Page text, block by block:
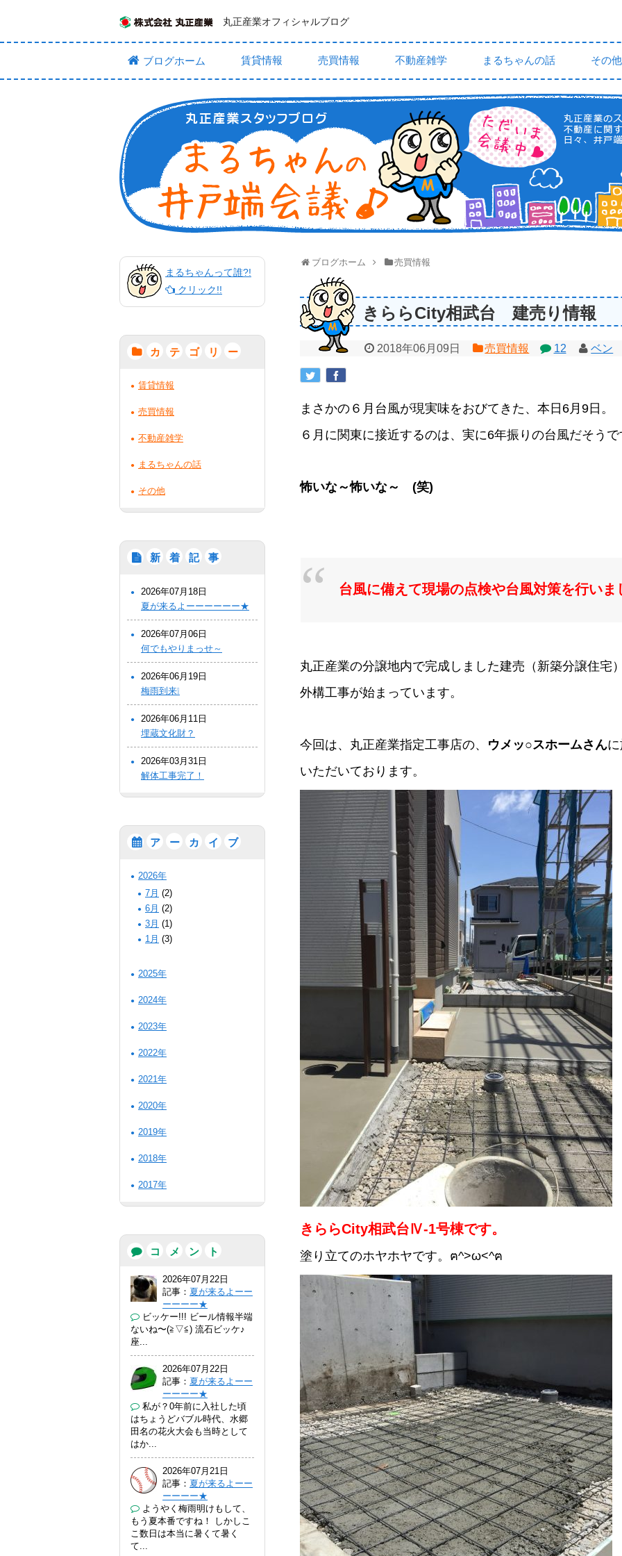
丸正産業オフィシャルブログ
ブログホーム 賃貸情報 売買情報 不動産雑学 まるちゃんの話 その他
ブログホーム 売買情報
きららCity相武台 建売り情報
2018年06月09日 売買情報 12 ベン
まさかの６月台風が現実味をおびてきた、本日6月9日。
６月に関東に接近するのは、実に6年振りの台風だそうで
怖いな～怖いな～ (笑)
台風に備えて現場の点検や台風対策を行いま
丸正産業の分譲地内で完成しました建売（新築分譲住宅
外構工事が始まっています。
今回は、丸正産業指定工事店の、 ウメッ○スホームさん
いただいております。
きららCity相武台Ⅳ-1号棟です。
塗り立てのホヤホヤです。ฅ^>ω<^ฅ
まるちゃんって誰?!
クリック!!
カ テ ゴ リ ー
賃貸情報
売買情報
不動産雑学
まるちゃんの話
その他
新 着 記 事
2026年07月18日
夏が来るよーーーーーー★
2026年07月06日
何でもやりまっせ～
2026年06月19日
梅雨到来❕
2026年06月11日
埋蔵文化財？
2026年03月31日
解体工事完了！
ア ー カ イ ブ
2026年
7月 (2)
6月 (2)
3月 (1)
1月 (3)
2025年
2024年
2023年
2022年
2021年
2020年
2019年
2018年
2017年
コ メ ン ト
2026年07月22日
記事： 夏が来るよーー
ーーーー★
ビッケー!!! ビール情報半端
ないね〜(⁠≧⁠▽⁠≦⁠) 流石ビッケ♪
座...
2026年07月22日
記事： 夏が来るよーー
ーーーー★
私が？0年前に入社した頃
はちょうどバブル時代、水郷
田名の花火大会も当時として
はか...
2026年07月21日
記事： 夏が来るよーー
ーーーー★
ようやく梅雨明けもして、
もう夏本番ですね！ しかしこ
こ数日は本当に暑くて暑く
て...